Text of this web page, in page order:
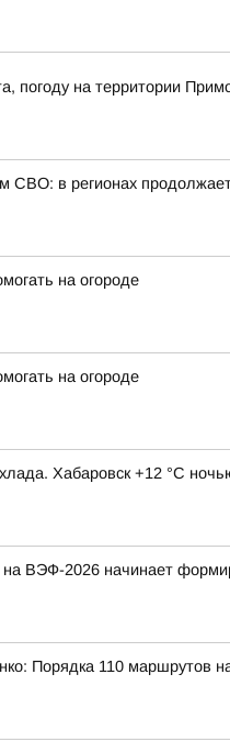
погоду на территории
в регионах
на огороде
на огороде
Хабаровск +12 °C
ВЭФ-2026 начинает
Порядка 110 маршрутов